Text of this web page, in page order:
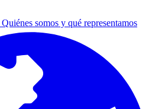
Quiénes somos y qué representamos